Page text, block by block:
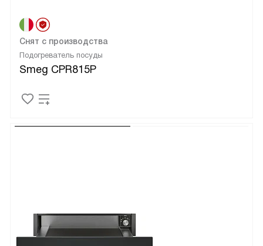
Подогреватель посуды
Smeg CPR815P
Снят с производства